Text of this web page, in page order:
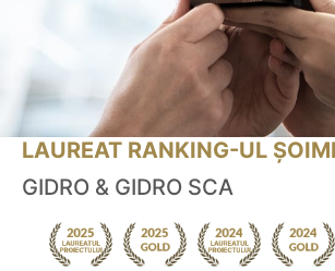
LAUREAT RANKING-UL
GIDRO & GIDRO SCA